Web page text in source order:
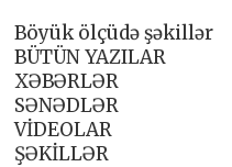
Böyük ölçüdə şəkillər
BÜTÜN YAZILAR
XƏBƏRLƏR
SƏNƏDLƏR
VİDEOLAR
ŞƏKİLLƏR